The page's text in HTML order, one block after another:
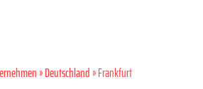
»Deutschland» Frankfurt